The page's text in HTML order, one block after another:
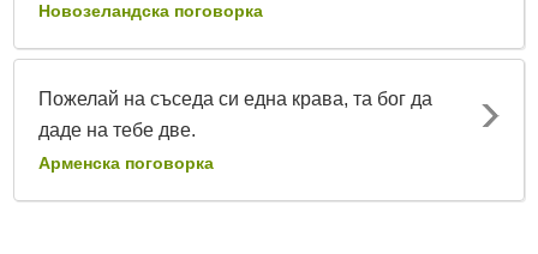
Новозеландска поговорка
Пожелай на съседа си една крава, та бог да
даде на тебе две.
Арменска поговорка